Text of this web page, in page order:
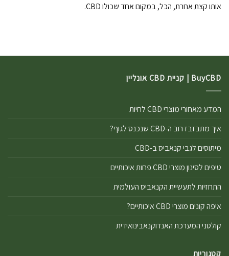
אותו קצת אחרת, הכל, במקום אחד שכולו CBD.
BuyCBD | קניית CBD אונליין
המדע מאחורי מוצרי CBD לחיות
איך מתבזבז רוב ה-CBD שנכנס לגוף?
מיתוסים לגבי קנאביס ב-CBD
טיפים לסינון מוצרי CBD פחות איכותיים
התחזיות לתעשיית הקנאביס העולמית
איפה קונים מוצרי CBD איכותיים?
קולטני המערכת האנדוקנאבינואידית
קטגוריות